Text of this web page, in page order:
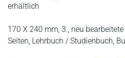
erhältlich
170 X 240 mm, 3., neu
Seiten, Lehrbuch / Studienbuch,